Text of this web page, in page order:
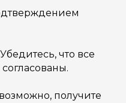
что все
получите